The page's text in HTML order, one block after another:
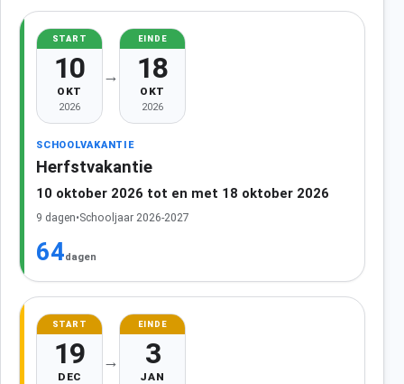
START
10
OKT
2026
→
EINDE
18
OKT
2026
SCHOOLVAKANTIE
Herfstvakantie
10 oktober 2026 tot en met 18 oktober 2026
9 dagen•Schooljaar 2026-2027
64dagen
START
19
DEC
→
EINDE
3
JAN